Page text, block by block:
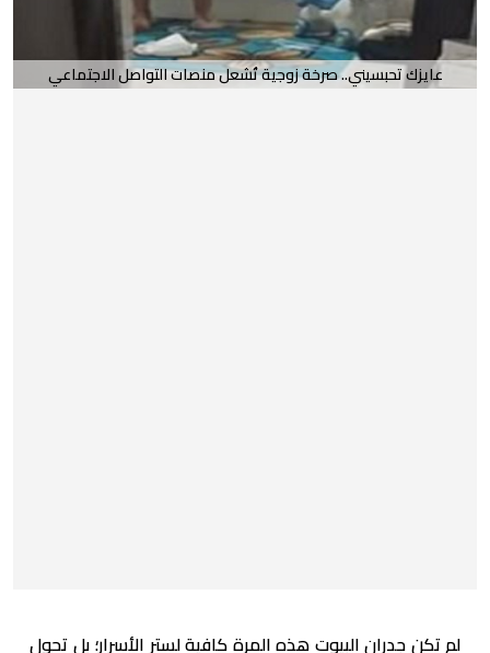
عايزك تحبسيني.. صرخة زوجية تُشعل منصات التواصل الاجتماعي
لم تكن جدران البيوت هذه المرة كافية لستر الأسرار؛ بل تحول